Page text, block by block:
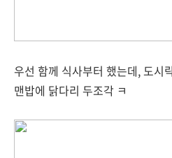
우선 함께 식사부터 했는데, 도시
맨밥에 닭다리 두조각 ㅋ